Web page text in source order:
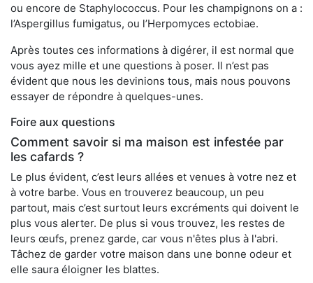
ou encore de Staphylococcus. Pour les champignons on a :
l’Aspergillus fumigatus, ou l’Herpomyces ectobiae.
Après toutes ces informations à digérer, il est normal que
vous ayez mille et une questions à poser. Il n’est pas
évident que nous les devinions tous, mais nous pouvons
essayer de répondre à quelques-unes.
Foire aux questions
Comment savoir si ma maison est infestée par
les cafards ?
Le plus évident, c’est leurs allées et venues à votre nez et
à votre barbe. Vous en trouverez beaucoup, un peu
partout, mais c’est surtout leurs excréments qui doivent le
plus vous alerter. De plus si vous trouvez, les restes de
leurs œufs, prenez garde, car vous n'êtes plus à l'abri.
Tâchez de garder votre maison dans une bonne odeur et
elle saura éloigner les blattes.